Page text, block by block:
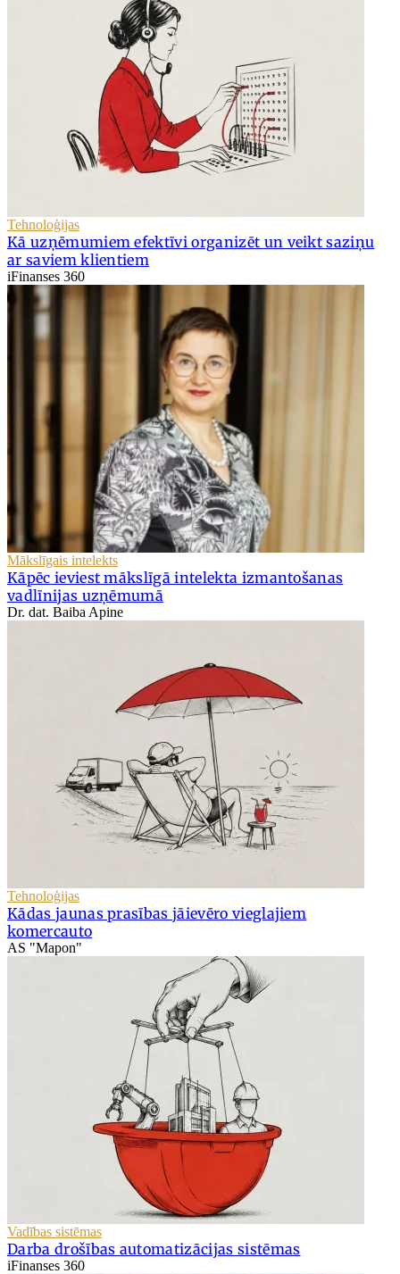
Tehnoloģijas
Kā uzņēmumiem efektīvi organizēt un veikt saziņu
ar saviem klientiem
iFinanses 360
Mākslīgais intelekts
Kāpēc ieviest mākslīgā intelekta izmantošanas
vadlīnijas uzņēmumā
Dr. dat. Baiba Apine
Tehnoloģijas
Kādas jaunas prasības jāievēro vieglajiem
komercauto
AS "Mapon"
Vadības sistēmas
Darba drošības automatizācijas sistēmas
iFinanses 360